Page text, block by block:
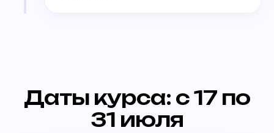
Даты курса: с 17 по
31 июля